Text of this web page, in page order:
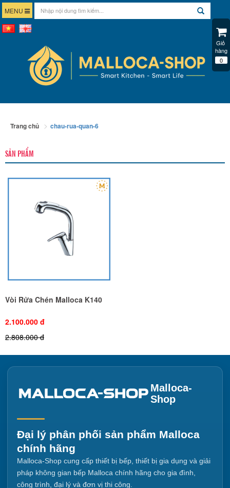
MENU
Trang chủ chau-rua-quan-6
SẢN PHẨM
Vòi Rửa Chén Malloca K140
2.100.000 đ
2.808.000 đ
Malloca-
Shop
Đại lý phân phối sản phẩm Malloca
chính hãng
Malloca-Shop cung cấp thiết bị bếp, thiết bị gia dụng và giải
pháp không gian bếp Malloca chính hãng cho gia đình,
công trình, đại lý và đơn vị thi công.
Giỏ
hàng
0